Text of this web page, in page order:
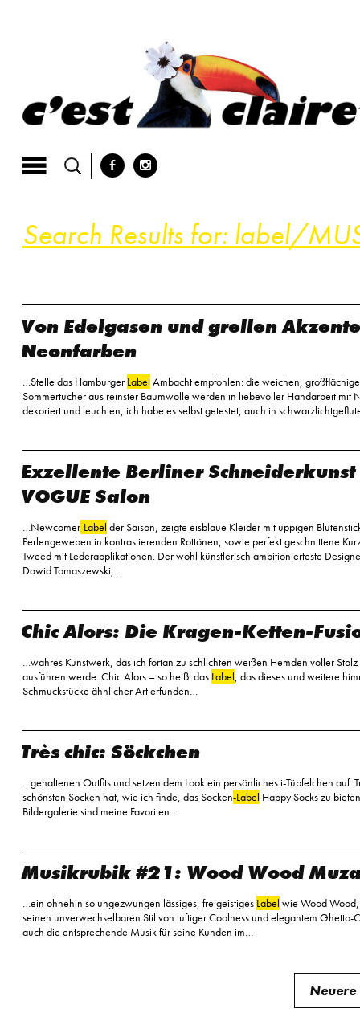
b x
Search Results for: label/
Von Edelgasen und grellen
Neonfarben
…Stelle das Hamburger Label Ambacht empfohlen: die weichen,
Sommertücher aus reinster Baumwolle werden in liebevoller Handarbeit mit
dekoriert und leuchten, ich habe es selbst getestet, auch in
Exzellente Berliner
VOGUE Salon
…Newcomer-Label der Saison, zeigte eisblaue Kleider mit üppigen
Perlengeweben in kontrastierenden Rottönen, sowie perfekt geschnittene
Tweed mit Lederapplikationen. Der wohl künstlerisch ambitionierteste
Dawid Tomaszewski,…
Chic Alors: Die Kragen-Ketten-
…wahres Kunstwerk, das ich fortan zu schlichten weißen Hemden voller
ausführen werde. Chic Alors – so heißt das Label , das dieses und weitere
Schmuckstücke ähnlicher Art erfunden…
Très chic: Söckchen
…gehaltenen Outfits und setzen dem Look ein persönliches i-Tüpfelchen auf.
schönsten Socken hat, wie ich finde, das Socken-Label Happy Socks zu
Bildergalerie sind meine Favoriten…
Musikrubik #21: Wood Wood
…ein ohnehin so ungezwungen lässiges, freigeistiges Label wie Wood
seinen unverwechselbaren Stil von luftiger Coolness und elegantem Ghetto-
auch die entsprechende Musik für seine Kunden im…
Neuere